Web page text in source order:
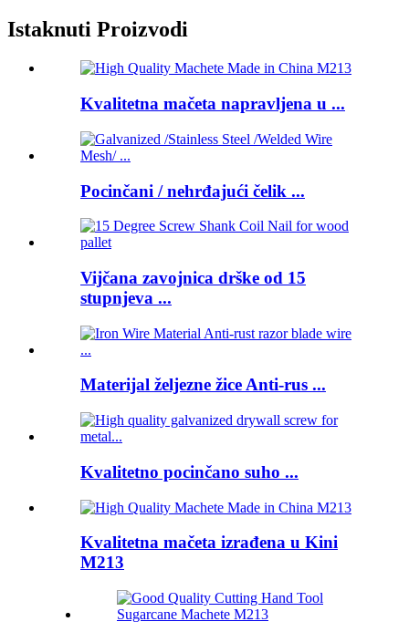
Istaknuti Proizvodi
Kvalitetna mačeta napravljena u ...
Pocinčani / nehrđajući čelik ...
Vijčana zavojnica drške od 15
stupnjeva ...
Materijal željezne žice Anti-rus ...
Kvalitetno pocinčano suho ...
Kvalitetna mačeta izrađena u Kini
M213